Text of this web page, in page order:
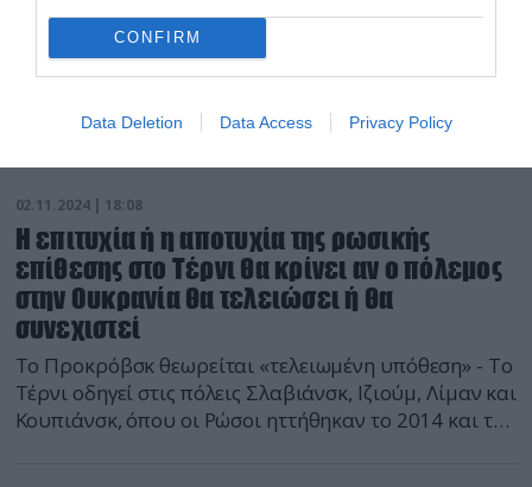
CONFIRM
Data Deletion Data Access Privacy Policy
02.11.2024 | 18:08
Η επιτυχία ή η αποτυχία της ρωσικής
επίθεσης στο Τέρνι θα κρίνει αν ο πόλεμος
στην Ουκρανία θα τελειώσει ή θα
συνεχιστεί
Το Προκρόβσκ θεωρείται «τελειωμένη υπόθεση» - Το
Τέρνι οδηγεί στις πόλεις Σλαβιάνσκ, Ιζιούμ, Λίμαν και
Κουπιάνσκ, όπου οι Ρώσοι ηττήθηκαν το 2014 και το